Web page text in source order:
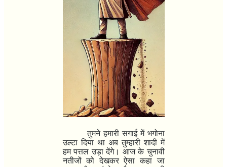
तुमने हमारी सगाई में भगोना
उल्टा दिया था अब तुम्हारी शादी में
हम पत्तल उड़ा देंगे। आज के चुनावी
नतीजों को देखकर ऐसा कहा जा